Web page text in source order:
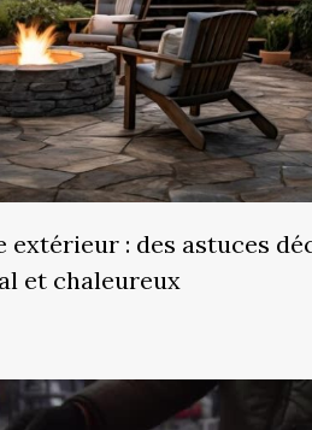
extérieur : des astuces
et chaleureux